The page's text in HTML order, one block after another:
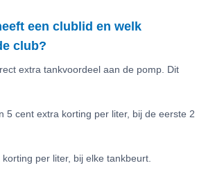
een clublid en welk
club?
extra tankvoordeel aan de pomp. Dit
5 cent extra korting per liter, bij de eerste 2
per liter, bij elke tankbeurt.